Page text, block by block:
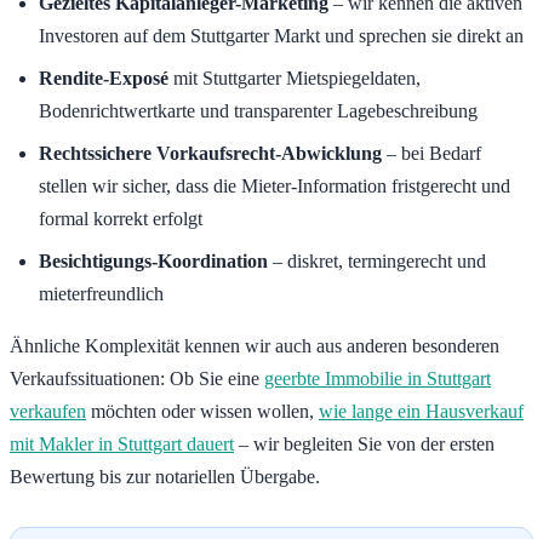
Investoren auf dem Stuttgarter Markt und sprechen sie direkt an
Rendite-Exposé mit Stuttgarter Mietspiegeldaten,
Bodenrichtwertkarte und transparenter Lagebeschreibung
Rechtssichere Vorkaufsrecht-Abwicklung – bei Bedarf
stellen wir sicher, dass die Mieter-Information fristgerecht und
formal korrekt erfolgt
Besichtigungs-Koordination – diskret, termingerecht und
mieterfreundlich
Ähnliche Komplexität kennen wir auch aus anderen besonderen
Verkaufssituationen: Ob Sie eine geerbte Immobilie in Stuttgart
verkaufen möchten oder wissen wollen, wie lange ein Hausverkauf
mit Makler in Stuttgart dauert – wir begleiten Sie von der ersten
Bewertung bis zur notariellen Übergabe.